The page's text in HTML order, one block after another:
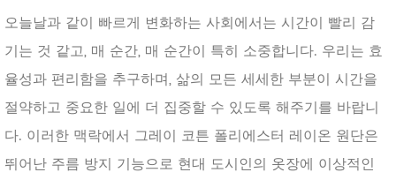
오늘날과 같이 빠르게 변화하는 사회에서는 시간이 빨리 감
기는 것 같고, 매 순간, 매 순간이 특히 소중합니다. 우리는 효
율성과 편리함을 추구하며, 삶의 모든 세세한 부분이 시간을
절약하고 중요한 일에 더 집중할 수 있도록 해주기를 바랍니
다. 이러한 맥락에서 그레이 코튼 폴리에스터 레이온 원단은
뛰어난 주름 방지 기능으로 현대 도시인의 옷장에 이상적인